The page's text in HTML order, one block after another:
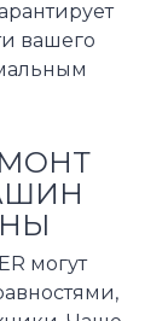
вашего
могут